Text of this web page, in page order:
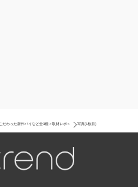
わった新作パイなど全3種＜取材レポ＞
写真(1枚目)